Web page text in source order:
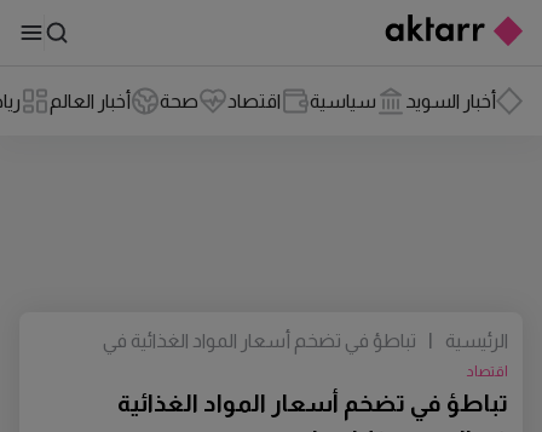
أخبار السويد سياسية اقتصاد صحة أخبار العالم
تباطؤ في تضخم أسعار المواد الغذائية
اقتصاد
الرئيسية
تباطؤ في تضخم أسعار المواد الغذائية في